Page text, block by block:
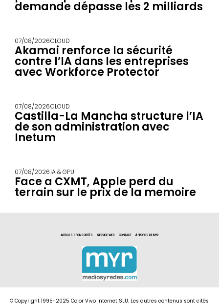
demande dépasse les 2 milliards
07/08/2026CLOUD
Akamai renforce la sécurité
contre l’IA dans les entreprises
avec Workforce Protector
07/08/2026CLOUD
Castilla-La Mancha structure l’IA
de son administration avec
Inetum
07/08/2026IA & GPU
Face a CXMT, Apple perd du
terrain sur le prix de la memoire
ARTICLES SPONSORITÉS SERVICE WEB CONTACT À PROPOS DE MYR
© Copyright 1995-2025 Color Vivo Internet SLU. Les autres contenus sont cités